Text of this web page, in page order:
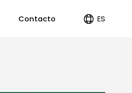
Contacto ES